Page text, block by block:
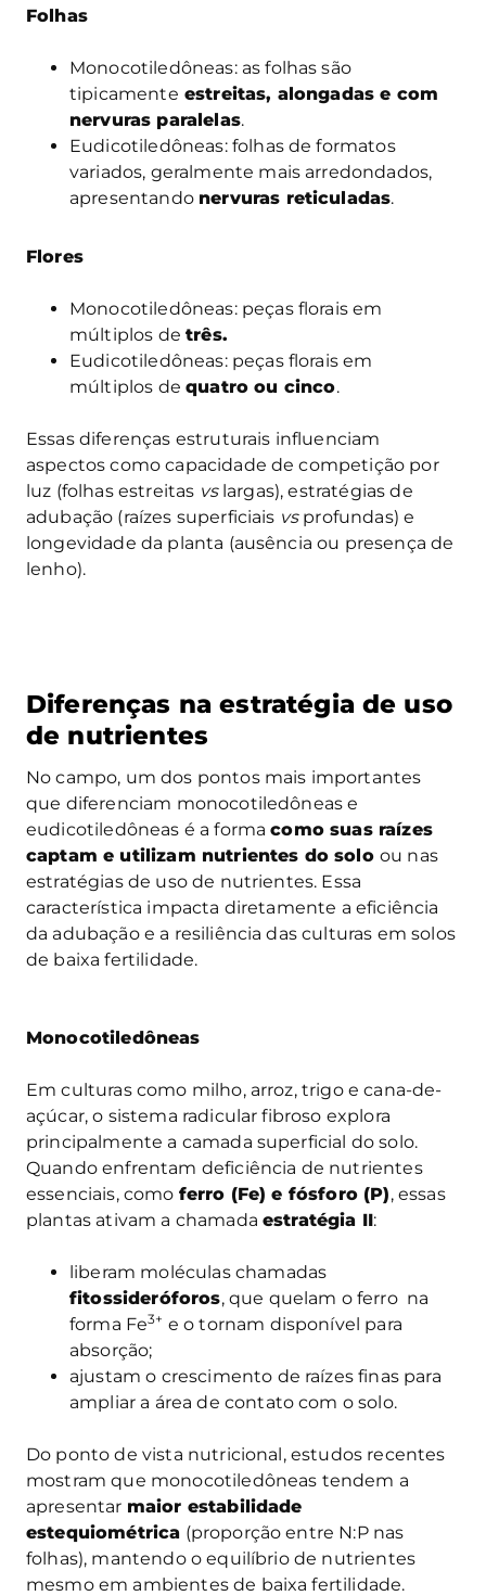
Folhas
Monocotiledôneas: as folhas são
tipicamente estreitas, alongadas e com
nervuras paralelas.
Eudicotiledôneas: folhas de formatos
variados, geralmente mais arredondados,
apresentando nervuras reticuladas.
Flores
Monocotiledôneas: peças florais em
múltiplos detrês.
Eudicotiledôneas: peças florais em
múltiplos dequatro ou cinco.
Essas diferenças estruturais influenciam
aspectos como capacidade de competição por
luz (folhas estreitas vslargas), estratégias de
adubação (raízes superficiais vsprofundas) e
longevidade da planta (ausência ou presença de
lenho).
Diferenças na estratégia de uso
de nutrientes
No campo, um dos pontos mais importantes
que diferenciam monocotiledôneas e
eudicotiledôneas é a formacomo suas raízes
captam e utilizam nutrientes do solo ou nas
estratégias de uso de nutrientes. Essa
característica impacta diretamente a eficiência
da adubação e a resiliência das culturas em solos
de baixa fertilidade.
Monocotiledôneas
Em culturas como milho, arroz, trigo e cana-de-
açúcar, o sistema radicular fibroso explora
principalmente a camada superficial do solo.
Quando enfrentam deficiência de nutrientes
essenciais, como ferro (Fe) e fósforo (P), essas
plantas ativam a chamadaestratégia II:
liberam moléculas chamadas
fitossideróforos, que quelam o ferro na
forma Fe3+ e o tornam disponível para
absorção;
ajustam o crescimento de raízes finas para
ampliar a área de contato com o solo.
Do ponto de vista nutricional, estudos recentes
mostram que monocotiledôneas tendem a
apresentar maior estabilidade
estequiométrica (proporção entre N:P nas
folhas), mantendo o equilíbrio de nutrientes
mesmo em ambientes de baixa fertilidade.